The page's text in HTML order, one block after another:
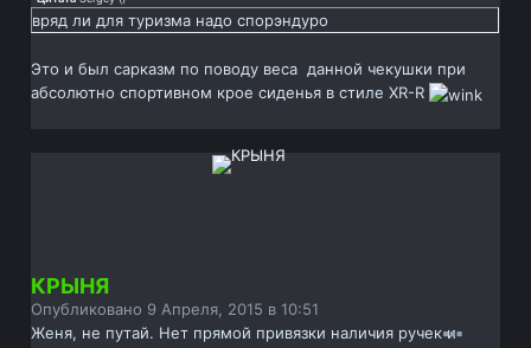
вряд ли для туризма надо спорэндуро
Это и был сарказм по поводу веса данной чекушки при
абсолютно спортивном крое сиденья в стиле XR-R
КРЫНЯ
Опубликовано 9 Апреля, 2015 в 10:51
Женя, не путай. Нет прямой привязки наличия ручек и